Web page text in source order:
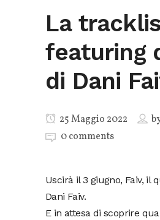
La
featuring
di Dani
25 Maggio 2022
0 comments
Uscirà il 3 giugno, Faiv, il
Dani Faiv.
E in attesa di scoprire